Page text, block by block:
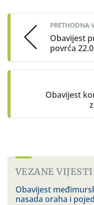
navigation
PRETHODNA
Obavijest
povrća
Obavijest
VEZANE VIJESTI
Obavijest
nasada oraha i